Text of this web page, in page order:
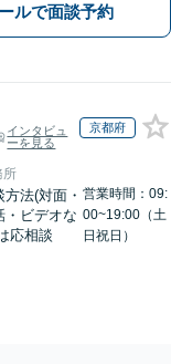
ルで面談予約
インタビュ
ーを見る
京都府
所
方法(対面・
・ビデオな
応相談
営業時間：09:
00~19:00（土
日祝日）